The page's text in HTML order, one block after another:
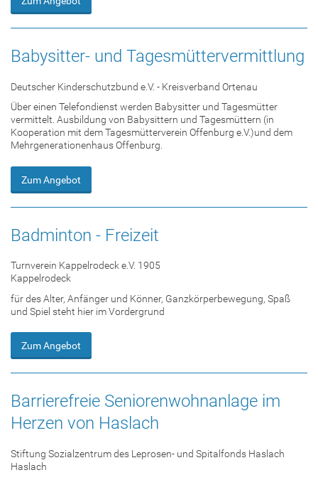
Babysitter- und Tagesmüttervermittlung
Deutscher Kinderschutzbund e.V. - Kreisverband Ortenau
Über einen Telefondienst werden Babysitter und Tagesmütter
vermittelt. Ausbildung von Babysittern und Tagesmüttern (in
Kooperation mit dem Tagesmütterverein Offenburg e.V.)und dem
Mehrgenerationenhaus Offenburg.
Zum Angebot
Badminton - Freizeit
Turnverein Kappelrodeck e.V. 1905
Kappelrodeck
für des Alter, Anfänger und Könner, Ganzkörperbewegung, Spaß
und Spiel steht hier im Vordergrund
Zum Angebot
Barrierefreie Seniorenwohnanlage im
Herzen von Haslach
Stiftung Sozialzentrum des Leprosen- und Spitalfonds Haslach
Haslach